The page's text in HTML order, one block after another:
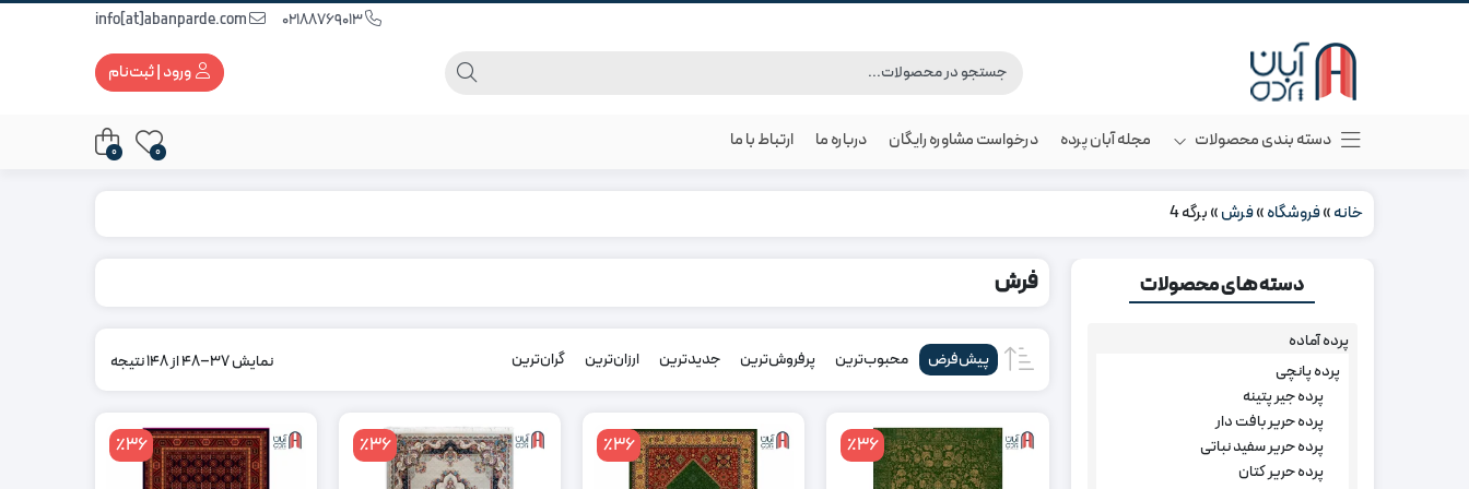
ورود | ثبت‌نام
دسته بندی محصولات مجله آبان پرده درخواست مشاوره رایگان درباره ما ارتباط با ما 0
0
خانه»فروشگاه»فرش»برگه 4
فرش
پیش‌فرض محبوب‌ترین پرفروش‌ترین جدیدترین ارزان‌ترین گران‌ترین نمایش 37–48 از 148 نتیجه
٪36 ٪36 ٪36 ٪36
دسته های محصولات
پرده آماده
پرده پانچی
پرده جیر پتینه
پرده حریر بافت دار
پرده حریر سفید نباتی
پرده حریر کتان